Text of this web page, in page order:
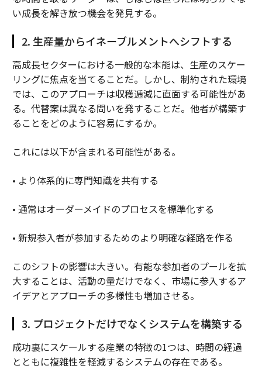
い成長を解き放つ機会を発見する。
2. 生産量からイネーブルメントへシフトする
高成長セクターにおける一般的な本能は、生産のスケー
リングに焦点を当てることだ。しかし、制約された環境
では、このアプローチは収穫逓減に直面する可能性があ
る。代替案は異なる問いを発することだ。他者が構築す
ることをどのように容易にするか。
これには以下が含まれる可能性がある。
• より体系的に専門知識を共有する
• 通常はオーダーメイドのプロセスを標準化する
• 新規参入者が参加するためのより明確な経路を作る
このシフトの影響は大きい。有能な参加者のプールを拡
大することは、活動の量だけでなく、市場に参入するア
イデアとアプローチの多様性も増加させる。
3. プロジェクトだけでなくシステムを構築する
成功裏にスケールする産業の特徴の1つは、時間の経過
とともに複雑性を軽減するシステムの存在である。